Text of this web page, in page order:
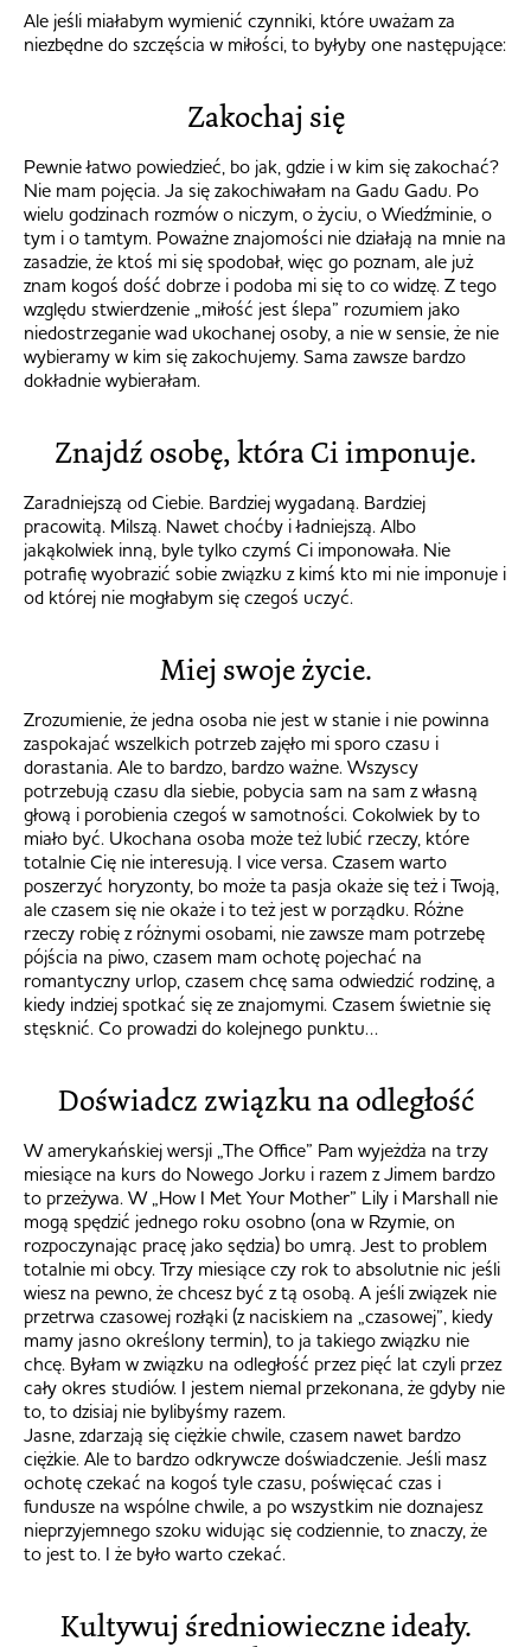
Ale jeśli miałabym wymienić czynniki, które uważam za
niezbędne do szczęścia w miłości, to byłyby one następujące:
Zakochaj się
Pewnie łatwo powiedzieć, bo jak, gdzie i w kim się zakochać?
Nie mam pojęcia. Ja się zakochiwałam na Gadu Gadu. Po
wielu godzinach rozmów o niczym, o życiu, o Wiedźminie, o
tym i o tamtym. Poważne znajomości nie działają na mnie na
zasadzie, że ktoś mi się spodobał, więc go poznam, ale już
znam kogoś dość dobrze i podoba mi się to co widzę. Z tego
względu stwierdzenie „miłość jest ślepa” rozumiem jako
niedostrzeganie wad ukochanej osoby, a nie w sensie, że nie
wybieramy w kim się zakochujemy. Sama zawsze bardzo
dokładnie wybierałam.
Znajdź osobę, która Ci imponuje.
Zaradniejszą od Ciebie. Bardziej wygadaną. Bardziej
pracowitą. Milszą. Nawet choćby i ładniejszą. Albo
jakąkolwiek inną, byle tylko czymś Ci imponowała. Nie
potrafię wyobrazić sobie związku z kimś kto mi nie imponuje i
od której nie mogłabym się czegoś uczyć.
Miej swoje życie.
Zrozumienie, że jedna osoba nie jest w stanie i nie powinna
zaspokajać wszelkich potrzeb zajęło mi sporo czasu i
dorastania. Ale to bardzo, bardzo ważne. Wszyscy
potrzebują czasu dla siebie, pobycia sam na sam z własną
głową i porobienia czegoś w samotności. Cokolwiek by to
miało być. Ukochana osoba może też lubić rzeczy, które
totalnie Cię nie interesują. I vice versa. Czasem warto
poszerzyć horyzonty, bo może ta pasja okaże się też i Twoją,
ale czasem się nie okaże i to też jest w porządku. Różne
rzeczy robię z różnymi osobami, nie zawsze mam potrzebę
pójścia na piwo, czasem mam ochotę pojechać na
romantyczny urlop, czasem chcę sama odwiedzić rodzinę, a
kiedy indziej spotkać się ze znajomymi. Czasem świetnie się
stęsknić. Co prowadzi do kolejnego punktu…
Doświadcz związku na odległość
W amerykańskiej wersji „The Office” Pam wyjeżdża na trzy
miesiące na kurs do Nowego Jorku i razem z Jimem bardzo
to przeżywa. W „How I Met Your Mother” Lily i Marshall nie
mogą spędzić jednego roku osobno (ona w Rzymie, on
rozpoczynając pracę jako sędzia) bo umrą. Jest to problem
totalnie mi obcy. Trzy miesiące czy rok to absolutnie nic jeśli
wiesz na pewno, że chcesz być z tą osobą. A jeśli związek nie
przetrwa czasowej rozłąki (z naciskiem na „czasowej”, kiedy
mamy jasno określony termin), to ja takiego związku nie
chcę. Byłam w związku na odległość przez pięć lat czyli przez
cały okres studiów. I jestem niemal przekonana, że gdyby nie
to, to dzisiaj nie bylibyśmy razem.
Jasne, zdarzają się ciężkie chwile, czasem nawet bardzo
ciężkie. Ale to bardzo odkrywcze doświadczenie. Jeśli masz
ochotę czekać na kogoś tyle czasu, poświęcać czas i
fundusze na wspólne chwile, a po wszystkim nie doznajesz
nieprzyjemnego szoku widując się codziennie, to znaczy, że
to jest to. I że było warto czekać.
Kultywuj średniowieczne ideały.